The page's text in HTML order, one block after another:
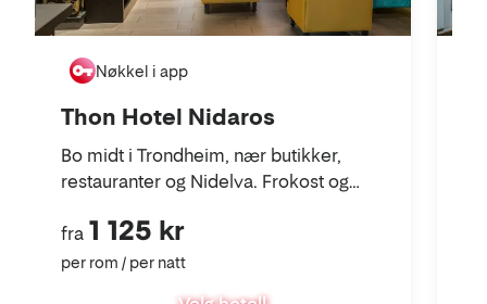
Thon Hotel Nidaros
Bo midt i Trondheim, nær butikker,
restauranter og Nidelva. Frokost og
Nøkkel i app
fra 1 125 kr
per rom / per natt